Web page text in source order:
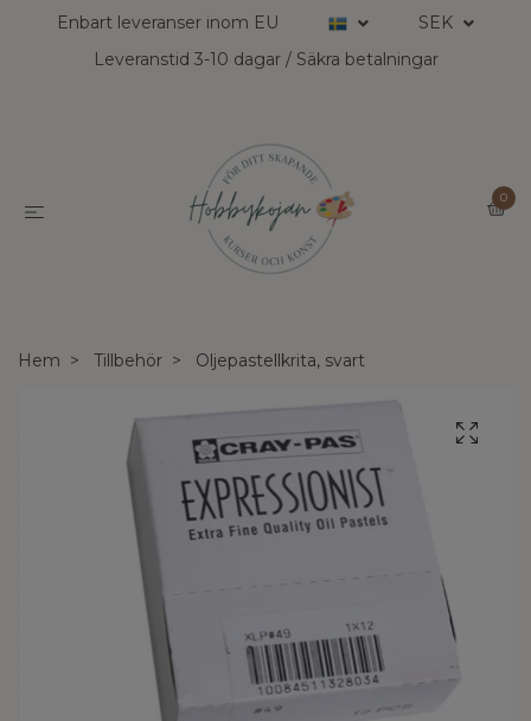
Enbart leveranser inom EU
SEK
Leveranstid 3-10 dagar / Säkra betalningar
0
Hem Tillbehör Oljepastellkrita, svart